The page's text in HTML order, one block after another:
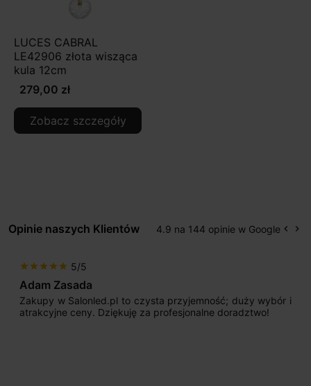
LUCES CABRAL
LE42906 złota wisząca
kula 12cm
279,00 zł
Zobacz szczegóły
Opinie naszych Klientów 4.9 na 144 opinie w Google keyboard_arrow_left keyboard_arrow_right
star star star star star 5/5
Adam Zasada
Zakupy w Salonled.pl to czysta przyjemność; duży wybór i
atrakcyjne ceny. Dziękuję za profesjonalne doradztwo!